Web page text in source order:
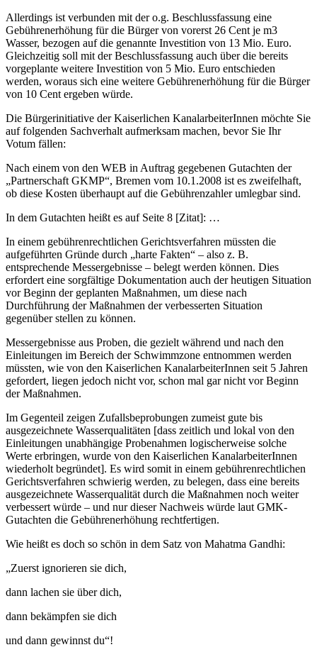
Allerdings ist verbunden mit der o.g. Beschlussfassung eine
Gebührenerhöhung für die Bürger von vorerst 26 Cent je m3
Wasser, bezogen auf die genannte Investition von 13 Mio. Euro.
Gleichzeitig soll mit der Beschlussfassung auch über die bereits
vorgeplante weitere Investition von 5 Mio. Euro entschieden
werden, woraus sich eine weitere Gebührenerhöhung für die Bürger
von 10 Cent ergeben würde.
Die Bürgerinitiative der Kaiserlichen KanalarbeiterInnen möchte Sie
auf folgenden Sachverhalt aufmerksam machen, bevor Sie Ihr
Votum fällen:
Nach einem von den WEB in Auftrag gegebenen Gutachten der
„Partnerschaft GKMP“, Bremen vom 10.1.2008 ist es zweifelhaft,
ob diese Kosten überhaupt auf die Gebührenzahler umlegbar sind.
In dem Gutachten heißt es auf Seite 8 [Zitat]: …
In einem gebührenrechtlichen Gerichtsverfahren müssten die
aufgeführten Gründe durch „harte Fakten“ – also z. B.
entsprechende Messergebnisse – belegt werden können. Dies
erfordert eine sorgfältige Dokumentation auch der heutigen Situation
vor Beginn der geplanten Maßnahmen, um diese nach
Durchführung der Maßnahmen der verbesserten Situation
gegenüber stellen zu können.
Messergebnisse aus Proben, die gezielt während und nach den
Einleitungen im Bereich der Schwimmzone entnommen werden
müssten, wie von den Kaiserlichen KanalarbeiterInnen seit 5 Jahren
gefordert, liegen jedoch nicht vor, schon mal gar nicht vor Beginn
der Maßnahmen.
Im Gegenteil zeigen Zufallsbeprobungen zumeist gute bis
ausgezeichnete Wasserqualitäten [dass zeitlich und lokal von den
Einleitungen unabhängige Probenahmen logischerweise solche
Werte erbringen, wurde von den Kaiserlichen KanalarbeiterInnen
wiederholt begründet]. Es wird somit in einem gebührenrechtlichen
Gerichtsverfahren schwierig werden, zu belegen, dass eine bereits
ausgezeichnete Wasserqualität durch die Maßnahmen noch weiter
verbessert würde – und nur dieser Nachweis würde laut GMK-
Gutachten die Gebührenerhöhung rechtfertigen.
Wie heißt es doch so schön in dem Satz von Mahatma Gandhi:
„Zuerst ignorieren sie dich,
dann lachen sie über dich,
dann bekämpfen sie dich
und dann gewinnst du“!